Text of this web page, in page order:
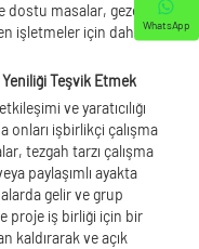
dostu masalar, gezegen
işletmeler için daha
Yeniliği Teşvik Etmek
ve yaratıcılığı
onları işbirlikçi çalışma
tezgah tarzı çalışma
paylaşımlı ayakta
gelir ve grup
proje iş birliği için bir
kaldırarak ve açık
WhatsApp